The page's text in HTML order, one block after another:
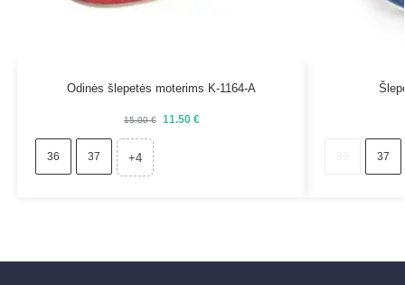
Odinės šlepetės moterims K-1164-A
15.00€ 11.50 €
36 37 +4 37